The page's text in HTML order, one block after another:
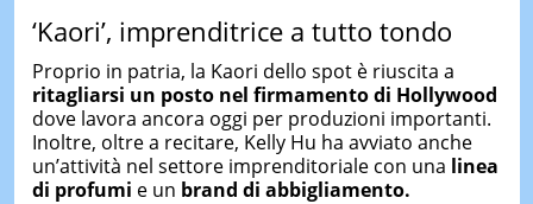
‘Kaori’, imprenditrice a tutto tondo
Proprio in patria, la Kaori dello spot è riuscita a
ritagliarsi un posto nel firmamento di Hollywood
dove lavora ancora oggi per produzioni importanti.
Inoltre, oltre a recitare, Kelly Hu ha avviato anche
un’attività nel settore imprenditoriale con una linea
di profumi e un brand di abbigliamento.